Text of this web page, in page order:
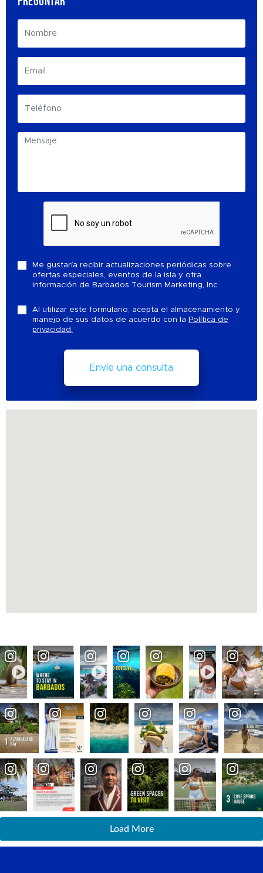
Me gustaría recibir actualizaciones periódicas sobre
ofertas especiales, eventos de la isla y otra
información de Barbados Tourism Marketing, Inc.
Al utilizar este formulario, acepta el almacenamiento y
manejo de sus datos de acuerdo con la Política de
privacidad.
Load More